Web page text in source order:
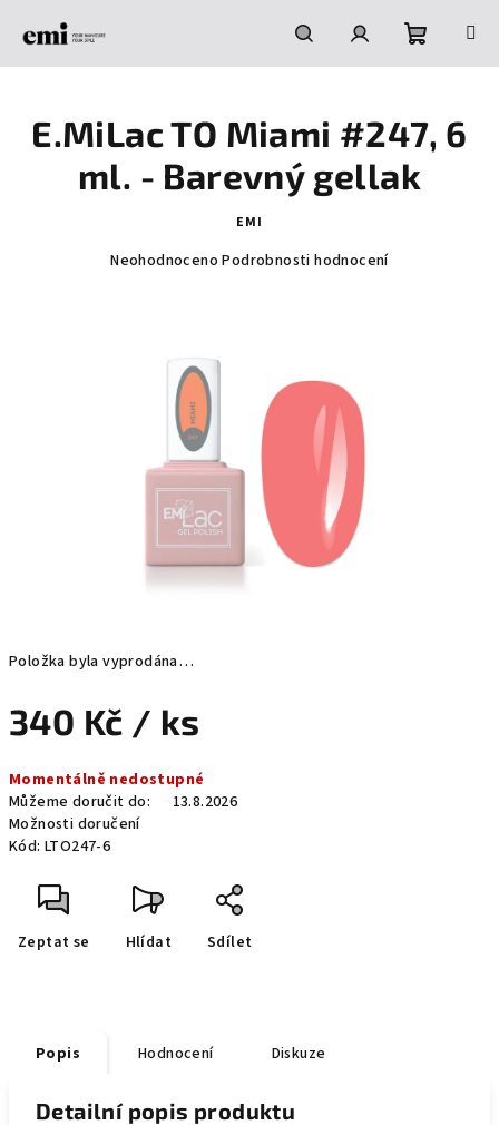
HledatPřihlášeníNákupní
košík
Položka byla vyprodána…
340 Kč / ks
cena:
Momentálně nedostupné
Můžeme doručit do:
13.8.2026
Možnosti doručení
Kód: LTO247-6
Zeptat se Hlídat Sdílet
E.MiLac TO Miami #247, 6
ml. - Barevný gellak
EMI
Průměrné
hvězdiček.
Neohodnoceno Podrobnosti hodnocení
Popis Hodnocení Diskuze
Detailní popis produktu